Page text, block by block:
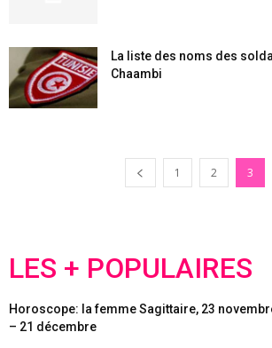
La liste des noms des
Chaambi
1 2 3
LES + POPULAIRES
Horoscope: la femme Sagittaire, 23
– 21 décembre